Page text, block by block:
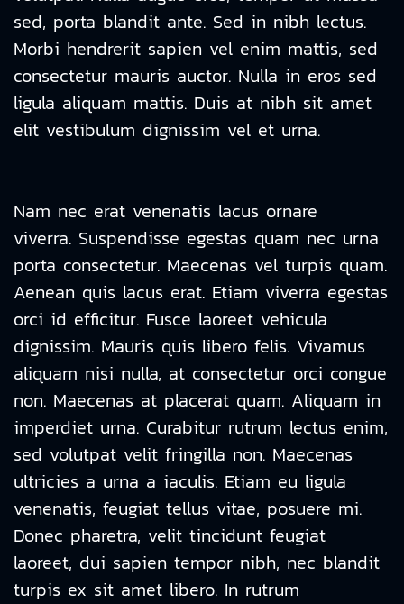
sed, porta blandit ante. Sed in nibh lectus.
Morbi hendrerit sapien vel enim mattis, sed
consectetur mauris auctor. Nulla in eros sed
ligula aliquam mattis. Duis at nibh sit amet
elit vestibulum dignissim vel et urna.
Nam nec erat venenatis lacus ornare
viverra. Suspendisse egestas quam nec urna
porta consectetur. Maecenas vel turpis quam.
Aenean quis lacus erat. Etiam viverra egestas
orci id efficitur. Fusce laoreet vehicula
dignissim. Mauris quis libero felis. Vivamus
aliquam nisi nulla, at consectetur orci congue
non. Maecenas at placerat quam. Aliquam in
imperdiet urna. Curabitur rutrum lectus enim,
sed volutpat velit fringilla non. Maecenas
ultricies a urna a iaculis. Etiam eu ligula
venenatis, feugiat tellus vitae, posuere mi.
Donec pharetra, velit tincidunt feugiat
laoreet, dui sapien tempor nibh, nec blandit
turpis ex sit amet libero. In rutrum